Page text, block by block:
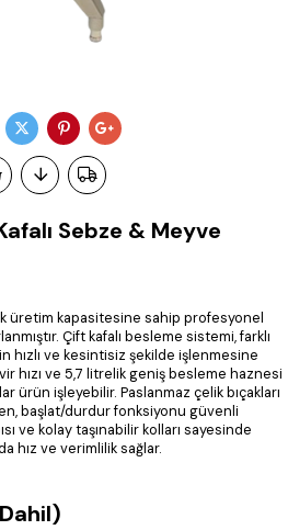
Sebze & Meyve
üretim kapasitesine sahip profesyonel
Çift kafalı besleme sistemi, farklı
hızlı ve kesintisiz şekilde işlenmesine
hızı ve 5,7 litrelik geniş besleme haznesi
ürün işleyebilir. Paslanmaz çelik bıçakları
başlat/durdur fonksiyonu güvenli
ve kolay taşınabilir kolları sayesinde
hız ve verimlilik sağlar.